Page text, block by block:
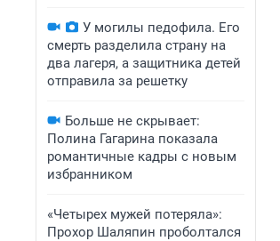
У могилы педофила. Его
смерть разделила страну на
два лагеря, а защитника детей
отправила за решетку
Больше не скрывает:
Полина Гагарина показала
романтичные кадры с новым
избранником
«Четырех мужей потеряла»:
Прохор Шаляпин проболтался